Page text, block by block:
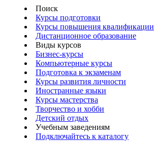
Поиск
Курсы подготовки
Курсы повышения квалификации
Дистанционное образование
Виды курсов
Бизнес-курсы
Компьютерные курсы
Подготовка к экзаменам
Курсы развития личности
Иностранные языки
Курсы мастерства
Творчество и хобби
Детский отдых
Учебным заведениям
Подключайтесь к каталогу